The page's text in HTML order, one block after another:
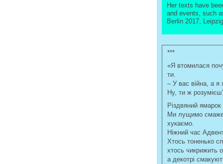
Her texts have
and events, such
Berlin 2017,
***
«Я втомилася
ти.
– У вас війна, а я
Ну, ти ж
Різдвяний
Ми лущимо
хукаємо.
Ніжний час
Хтось тоненько
хтось чикрижить
а декотрі